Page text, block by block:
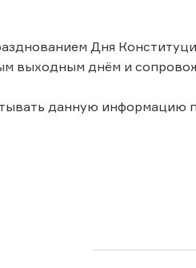
Дня
выходным днём и
данную информацию